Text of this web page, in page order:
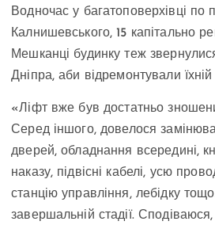
Водночас у багатоповерхівці по
Калнишевського, 15 капітально
Мешканці будинку теж
Дніпра, аби відремонтували
«Ліфт вже був достатньо
Серед іншого, довелося
дверей, обладнання всередині,
наказу, підвісні кабелі, усю
станцію управління, лебідку
завершальній стадії.